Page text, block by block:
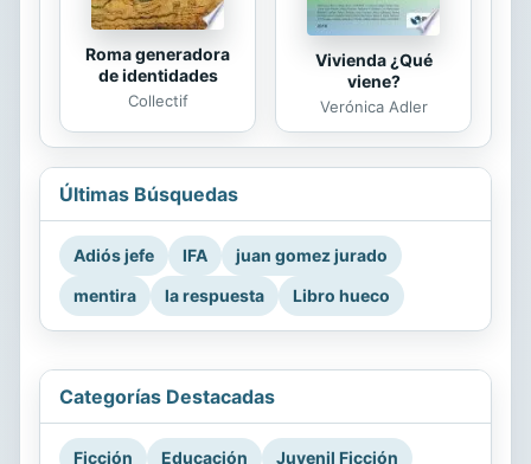
Roma generadora
de identidades
Collectif
Vivienda ¿Qué
viene?
Verónica Adler
Últimas Búsquedas
Adiós jefe IFA
juan gomez jurado
mentira
la respuesta Libro hueco
Categorías Destacadas
Ficción Educación Juvenil Ficción